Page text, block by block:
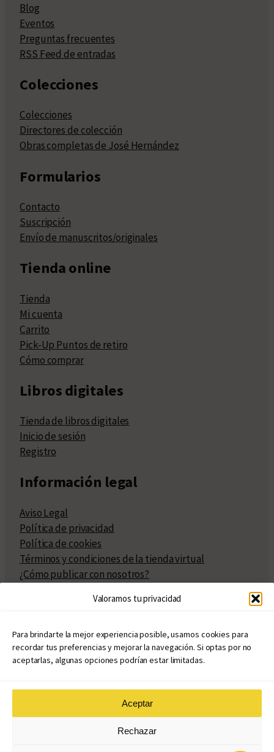
Valoramos tu privacidad
Para brindarte la mejor experiencia posible, usamos cookies para
recordar tus preferencias y mejorar la navegación. Si optas por no
aceptarlas, algunas opciones podrían estar limitadas.
Aceptar
Rechazar
Blog
Eventos
Preguntas frecuentes
RSS Feed de entradas
Colecciones
Colecciones
Directores de colección
Obras completas de José Hernández
Formularios
Contacto
Suscripción
Envío de manuscritos/originales
Tienda online
Tienda
Mi cuenta
Carrito
Pick-Up Puntos de retiro
Cómo comprar
Libros digitales
Tienda de libros digitales
Inicio de sesión
Registro
Información legal
Aviso Legal
Política de privacidad
Política de cookies
Términos y condiciones de la tienda virtual
¿Cómo publicar con nosotros?
Políticas de publicación
Políticas de coedición
Atribuciones